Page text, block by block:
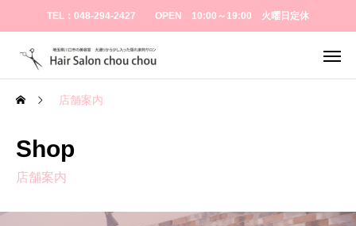
TEL：048-294-2427 OPEN 10:00～19:00 火曜日定休
店舗案内
Shop
店舗案内